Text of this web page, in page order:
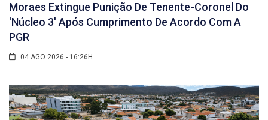
Moraes Extingue Punição De Tenente-Coronel Do
'núcleo 3' Após Cumprimento De Acordo Com A
PGR
04 AGO 2026 - 16:26H